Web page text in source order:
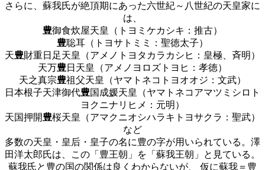
さらに、蘇我氏が絶頂期にあった六世紀～八世紀の天皇家に
は、
豊御食炊屋天皇（トヨミケカシキ：推古）
豊聡耳（トヨサトミミ：聖徳太子）
天豊財重日足天皇（アメノトヨタカラカシヒ：皇極、斉明）
天万豊 日天皇（アメノヨロズトヨヒ：孝徳）
天之真宗豊祖父天皇（ヤマトネコトヨオオジ：文武）
日本根子天津御代豊国成媛天皇（ヤマトネコアマツミシロト
ヨクニナリヒメ：元明）
天国押開豊桜天皇（アマクニオシハラキトヨサクラ：聖武）
など
多数の天皇・皇后・皇子の名に豊の字が用いられている。澤
田洋太郎氏は、この「豊王朝」を「蘇我王朝」と見ている。
蘇我氏と豊の国の関係は良くわからないが、 仮に蘇我＝豊